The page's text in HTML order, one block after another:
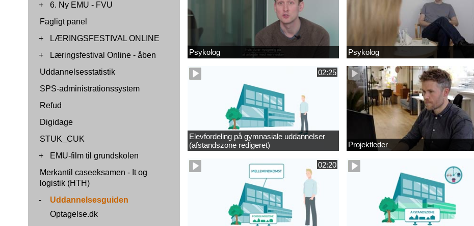
+
6. Ny EMU - FVU
Fagligt panel
+
LÆRINGSFESTIVAL ONLINE
+
Læringsfestival Online - åben
Uddannelsesstatistik
SPS-administrationssystem
Refud
Digidage
STUK_CUK
+
EMU-film til grundskolen
Merkantil caseeksamen - It og
logistik (HTH)
-
Uddannelsesguiden
Optagelse.dk
Psykolog Psykolog
02:25
Elevfordeling på gymnasiale uddannelser
(afstandszone redigeret)
Projektleder
02:20